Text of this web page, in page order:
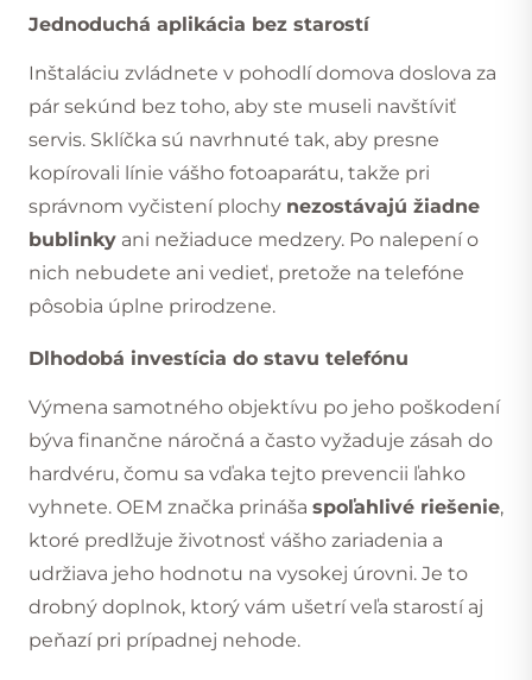
Jednoduchá aplikácia bez starostí
Inštaláciu zvládnete v pohodlí domova doslova za
pár sekúnd bez toho, aby ste museli navštíviť
servis. Sklíčka sú navrhnuté tak, aby presne
kopírovali línie vášho fotoaparátu, takže pri
správnom vyčistení plochy nezostávajú žiadne
bublinky ani nežiaduce medzery. Po nalepení o
nich nebudete ani vedieť, pretože na telefóne
pôsobia úplne prirodzene.
Dlhodobá investícia do stavu telefónu
Výmena samotného objektívu po jeho poškodení
býva finančne náročná a často vyžaduje zásah do
hardvéru, čomu sa vďaka tejto prevencii ľahko
vyhnete. OEM značka prináša spoľahlivé riešenie,
ktoré predlžuje životnosť vášho zariadenia a
udržiava jeho hodnotu na vysokej úrovni. Je to
drobný doplnok, ktorý vám ušetrí veľa starostí aj
peňazí pri prípadnej nehode.